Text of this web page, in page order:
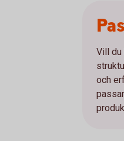
Vill du
och